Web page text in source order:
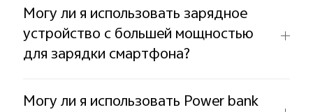
Могу ли я использовать зарядное
устройство с большей мощностью
для зарядки смартфона?
Могу ли я использовать Power bank